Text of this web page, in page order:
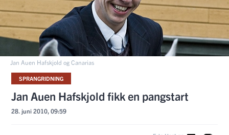
Jan Auen Hafskjold og Canarias
SPRANGRIDNING
Jan Auen Hafskjold fikk en pangstart
28. juni 2010, 09:59